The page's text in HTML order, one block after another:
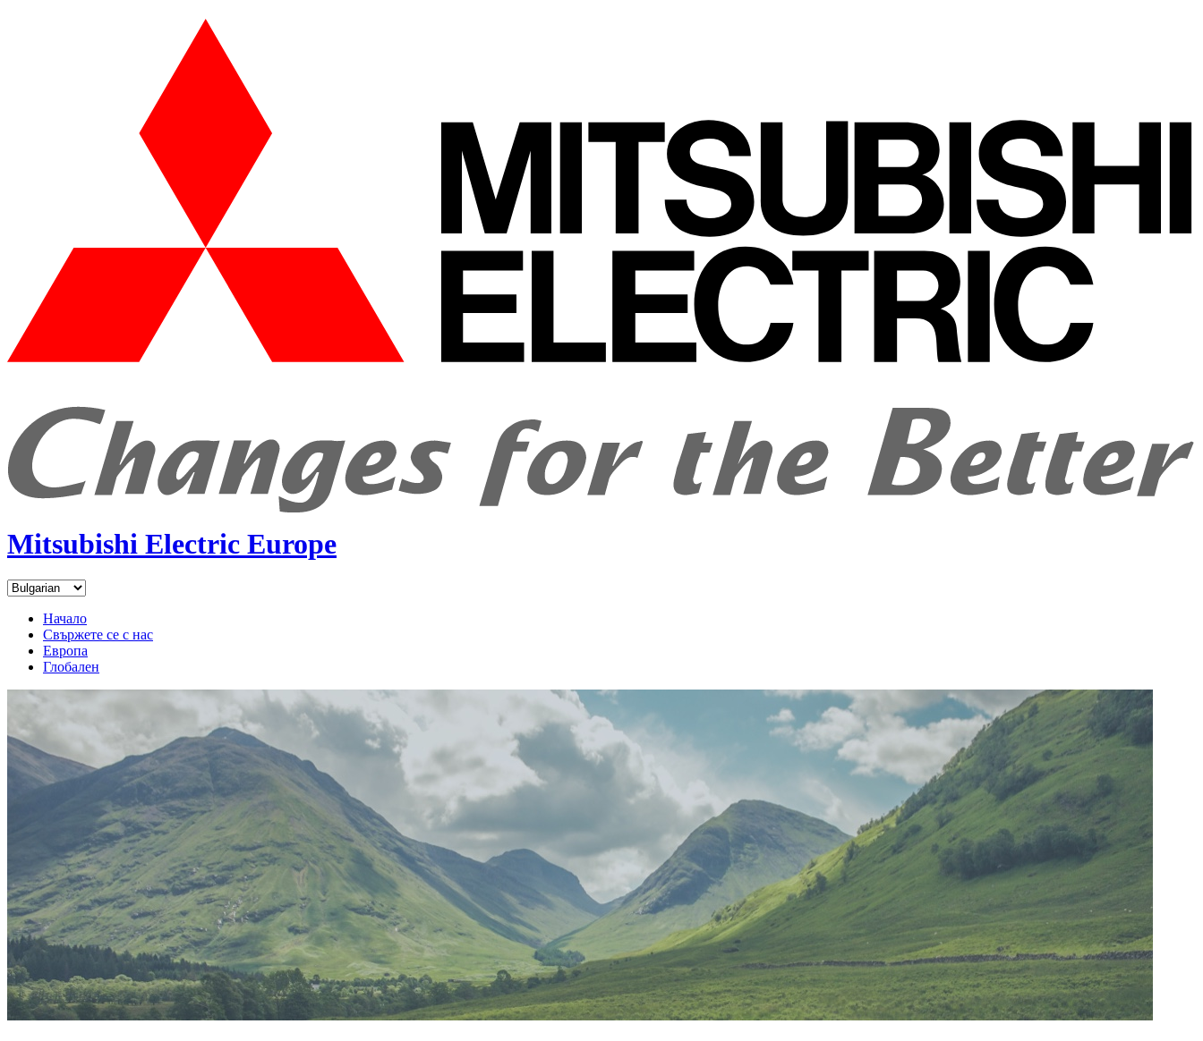
Mitsubishi Electric Europe
Начало
Свържете се с нас
Европа
Глобален